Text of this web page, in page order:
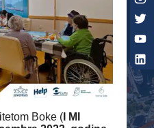
Boke ( I MI